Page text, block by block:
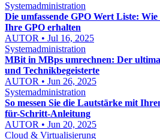
Systemadministration
Die umfassende GPO Wert Liste:
Ihre GPO erhalten
AUTOR • Jul 16, 2025
Systemadministration
MBit in MBps umrechnen: Der
und Technikbegeisterte
AUTOR • Jun 26, 2025
Systemadministration
So messen Sie die Lautstärke mit
für-Schritt-Anleitung
AUTOR • Jun 20, 2025
Cloud & Virtualisierung